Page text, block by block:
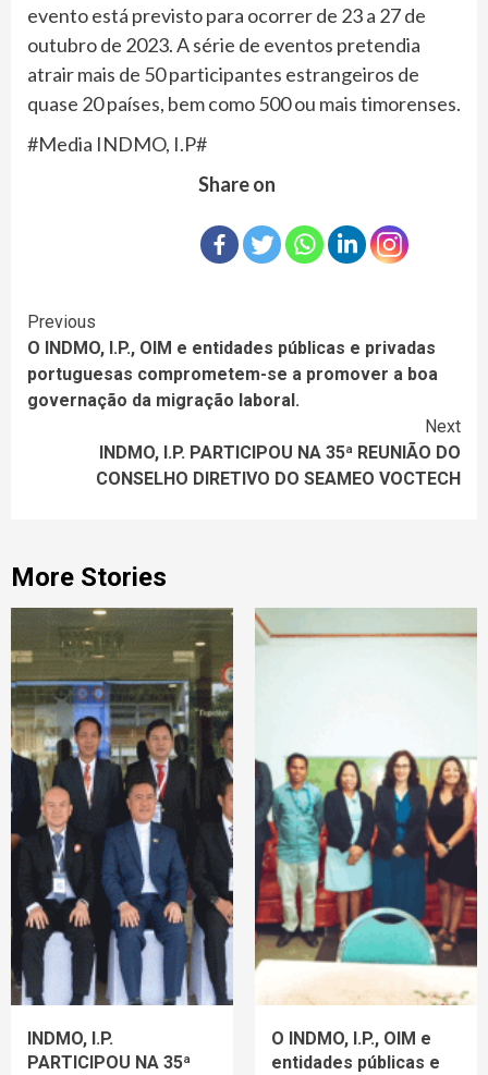
evento está previsto para ocorrer de 23 a 27 de
outubro de 2023. A série de eventos pretendia
atrair mais de 50 participantes estrangeiros de
quase 20 países, bem como 500 ou mais timorenses.
#Media INDMO, I.P#
Share on
Continue
Reading
Previous
O INDMO, I.P., OIM e entidades públicas e privadas
portuguesas comprometem-se a promover a boa
governação da migração laboral.
Next
INDMO, I.P. PARTICIPOU NA 35ª REUNIÃO DO
CONSELHO DIRETIVO DO SEAMEO VOCTECH
More Stories
INDMO, I.P.
PARTICIPOU NA 35ª
O INDMO, I.P., OIM e
entidades públicas e